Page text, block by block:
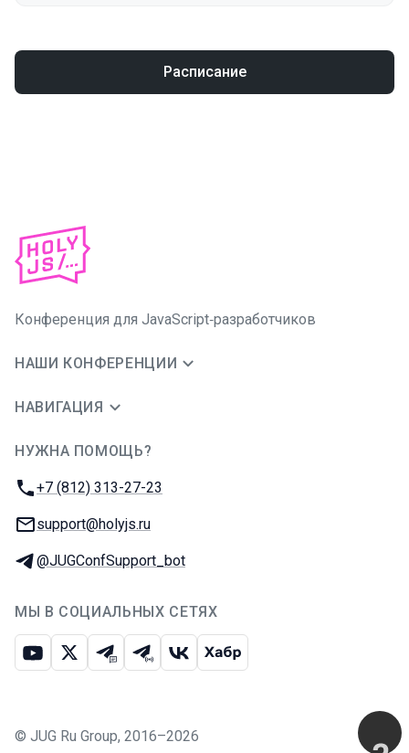
Расписание
Конференция для JavaScript‑разработчиков
НАШИ КОНФЕРЕНЦИИ
НАВИГАЦИЯ
НУЖНА ПОМОЩЬ?
Телефон:
+7 (812) 313-27-23
E-mail:
support@holyjs.ru
Телеграм:
@JUGConfSupport_bot
МЫ В СОЦИАЛЬНЫХ СЕТЯХ
ЮтубИкс Телеграм-чат
Телеграм-канал
ВКонтакте
Хабр
© JUG Ru Group, 2016–2026